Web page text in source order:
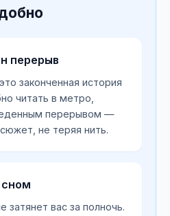
перерыв
законченная история
читать в метро,
перерывом —
не теряя нить.
сном
затянет вас за полночь.